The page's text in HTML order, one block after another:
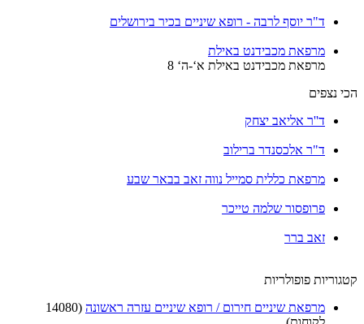
ד"ר יוסף לרבה - רופא שיניים בכיר בירושלים
מרפאת מכבידנט באילת
מרפאת מכבידנט באילת א‘-ה‘ 8
הכי נצפים
ד''ר אליאב יצחק
ד"ר אלכסנדר ברילוב
מרפאת כללית סמייל נווה זאב בבאר שבע
פרופסור שלמה טייכר
זאב ברר
קטגוריות פופולריות
מרפאת שיניים חירום / רופא שיניים עזרה ראשונה (14080